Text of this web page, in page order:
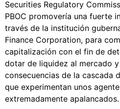
Securities Regulatory
PBOC promovería una fuerte
través de la institución
Finance Corporation, para
capitalización con el fin de
dotar de liquidez al mercado
consecuencias de la cascada
que experimentan unos
extremadamente apalancados.